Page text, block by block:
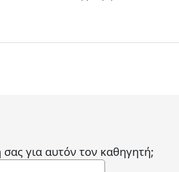
σας για αυτόν τον καθηγητή;